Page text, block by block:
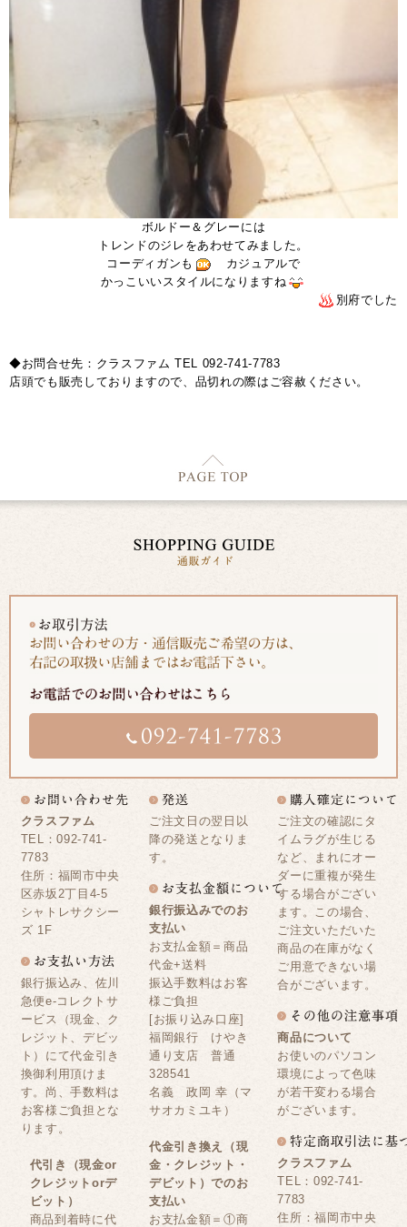
ボルドー＆グレーには
トレンドのジレをあわせてみました。
コーディガンも
カジュアルで
かっこいいスタイルになりますね
別府でした
◆お問合せ先：クラスファム TEL 092-741-7783
店頭でも販売しておりますので、品切れの際はご容赦ください。
クラスファム
TEL：092-741-
7783
住所：福岡市中央
区赤坂2丁目4-5
シャトレサクシー
ズ 1F
銀行振込み、佐川
急便e-コレクトサ
ービス（現金、ク
レジット、デビッ
ト）にて代金引き
換御利用頂けま
す。尚、手数料は
お客様ご負担とな
ります。
代引き（現金or
クレジットorデ
ビット）
商品到着時に代
ご注文日の翌日以
降の発送となりま
す。
銀行振込みでのお
支払い
お支払金額＝商品
代金+送料
振込手数料はお客
様ご負担
[お振り込み口座]
福岡銀行 けやき
通り支店 普通
328541
名義 政岡 幸（マ
サオカミユキ）
代金引き換え（現
金・クレジット・
デビット）でのお
支払い
お支払金額＝①商
ご注文の確認にタ
イムラグが生じる
など、まれにオー
ダーに重複が発生
する場合がござい
ます。この場合、
ご注文いただいた
商品の在庫がなく
ご用意できない場
合がございます。
商品について
お使いのパソコン
環境によって色味
が若干変わる場合
がございます。
クラスファム
TEL：092-741-
7783
住所：福岡市中央